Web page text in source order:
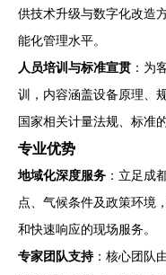
供技术升级与数字化改造
能化管理水平。
人员培训与标准宣贯 ：为
训，内容涵盖设备原理、
国家相关计量法规、标准
专业优势
地域化深度服务 ：立足成
点、气候条件及政策环境
和快速响应的现场服务。
专家团队支持：核心团队